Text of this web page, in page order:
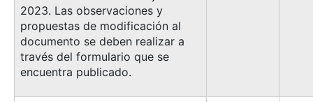
2023. Las observaciones y
propuestas de modificación al
documento se deben realizar a
través del formulario que se
encuentra publicado.